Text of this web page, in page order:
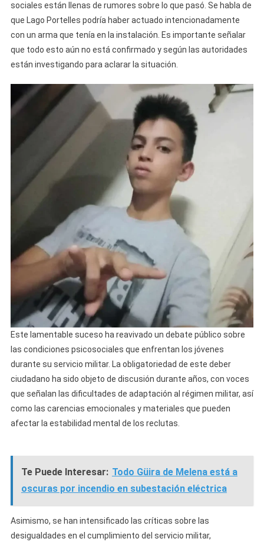
sociales están llenas de rumores sobre lo que pasó. Se habla de
que Lago Portelles podría haber actuado intencionadamente
con un arma que tenía en la instalación. Es importante señalar
que todo esto aún no está confirmado y según las autoridades
están investigando para aclarar la situación.
Este lamentable suceso ha reavivado un debate público sobre
las condiciones psicosociales que enfrentan los jóvenes
durante su servicio militar. La obligatoriedad de este deber
ciudadano ha sido objeto de discusión durante años, con voces
que señalan las dificultades de adaptación al régimen militar, así
como las carencias emocionales y materiales que pueden
afectar la estabilidad mental de los reclutas.
Te Puede Interesar: Todo Güira de Melena está a
oscuras por incendio en subestación eléctrica
Asimismo, se han intensificado las críticas sobre las
desigualdades en el cumplimiento del servicio militar,